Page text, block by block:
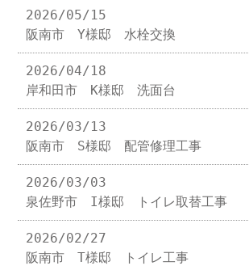
2026/05/15
阪南市 Y様邸 水栓交換
2026/04/18
岸和田市 K様邸 洗面台
2026/03/13
阪南市 S様邸 配管修理工事
2026/03/03
泉佐野市 I様邸 トイレ取替工事
2026/02/27
阪南市 T様邸 トイレ工事